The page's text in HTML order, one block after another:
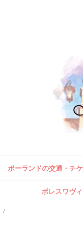
ポーランドの交通・チ
ボレスワヴ
/